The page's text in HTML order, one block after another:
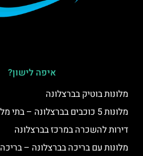
איפה לישון?
מלונות בוטיק בברצלונה
מלונות 5 כוכבים בברצלונה – בתי מלון יוקרתיים
דירות להשכרה במרכז בברצלונה
מלונות עם בריכה בברצלונה –